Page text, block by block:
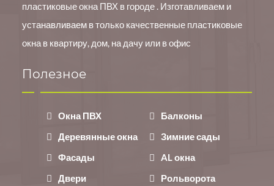
пластиковые окна ПВХ в городе . Изготавливаем и
устанавливаем в только качественные пластиковые
окна в квартиру, дом, на дачу или в офис
Полезное
Окна ПВХ
Балконы
Деревянные окна
Зимние сады
Фасады
AL окна
Двери
Рольворота